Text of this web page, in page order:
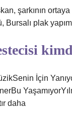
şarkının
plak
İçin
daha